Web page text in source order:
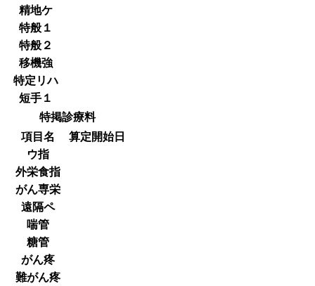
精地ケ
特般１
特般２
移機強
特定リハ
短手１
特掲診療料
項目名
算定開始日
ウ指
外栄食指
がん専栄
遠隔ペ
喘管
糖管
がん疼
難がん疼